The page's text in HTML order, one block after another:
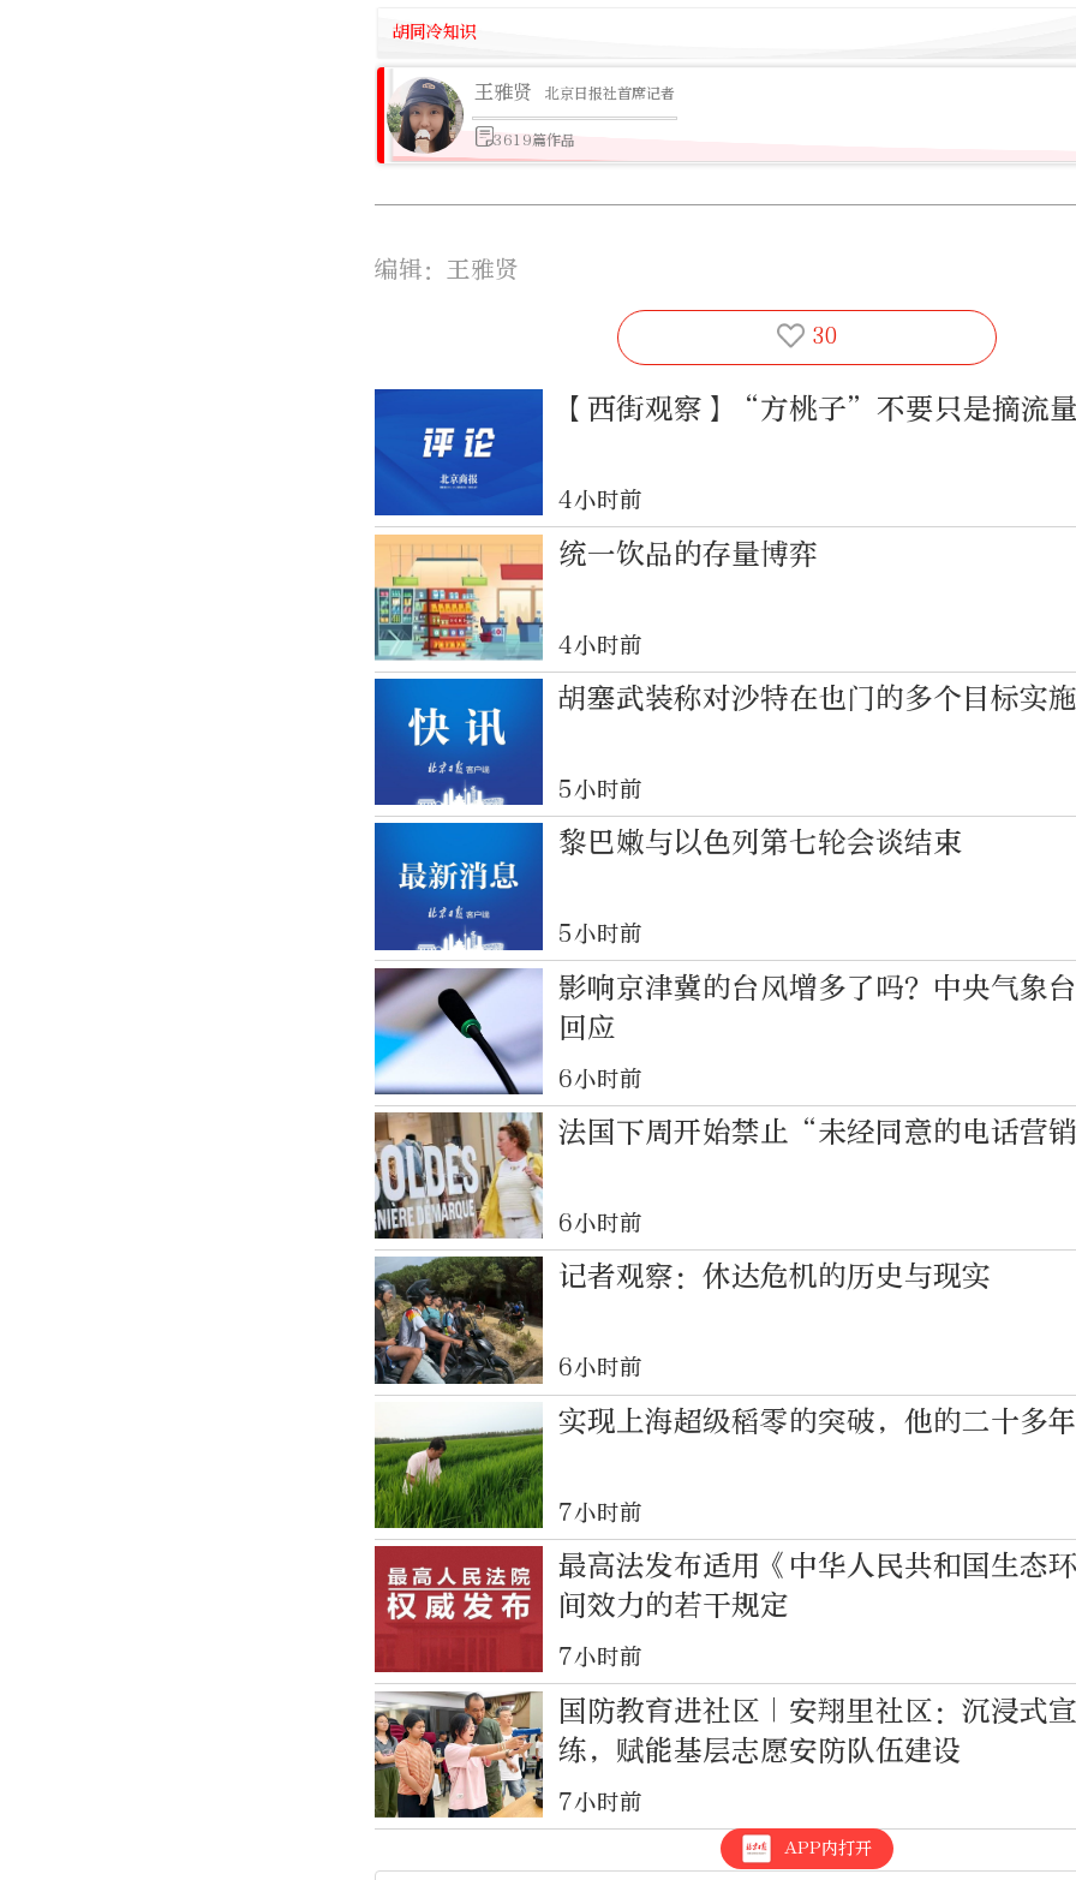
胡同冷知识
王雅贤 北京日报社首席记者
3619篇作品
编辑：王雅贤
30
【西街观察】“方桃子”不要只是摘流
4小时前
统一饮品的存量博弈
4小时前
胡塞武装称对沙特在也门的多个目标实
5小时前
黎巴嫩与以色列第七轮会谈结束
5小时前
影响京津冀的台风增多了吗？中央气象
回应
6小时前
法国下周开始禁止“未经同意的电话营
6小时前
记者观察：休达危机的历史与现实
6小时前
实现上海超级稻零的突破，他的二十多
7小时前
最高法发布适用《中华人民共和国生态
间效力的若干规定
7小时前
国防教育进社区｜安翔里社区：沉浸式
练，赋能基层志愿安防队伍建设
7小时前
APP内打开